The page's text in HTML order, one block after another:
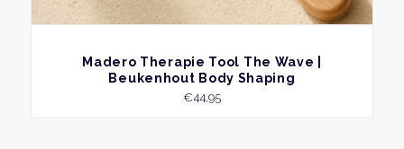
BEKIJK
Madero Therapie Tool The Wave |
Beukenhout Body Shaping
€44,95